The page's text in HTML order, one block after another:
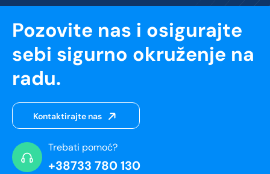
Pozovite nas i osigurajte
sebi sigurno okruženje na
radu.
Kontaktirajte nas
Trebati pomoć?
+38733 780 130